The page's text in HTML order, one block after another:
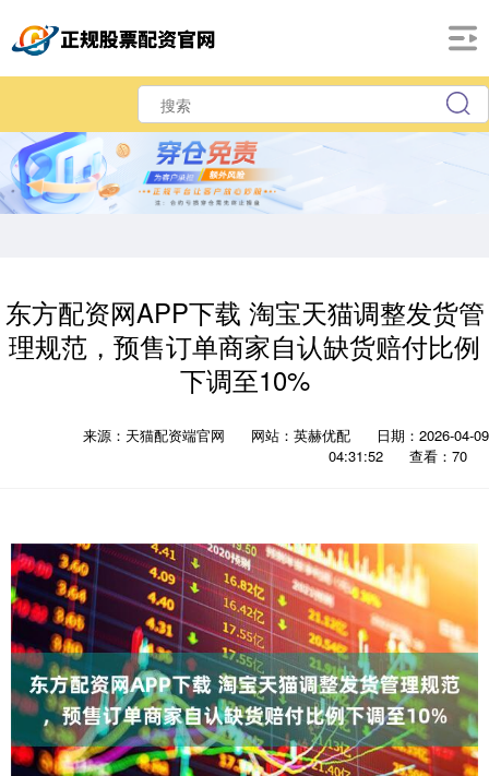
东方配资网APP下载 淘宝天猫调整发货管
理规范，预售订单商家自认缺货赔付比例
下调至10%
来源：天猫配资端官网 网站：英赫优配
日期：2026-04-09
04:31:52
查看：70